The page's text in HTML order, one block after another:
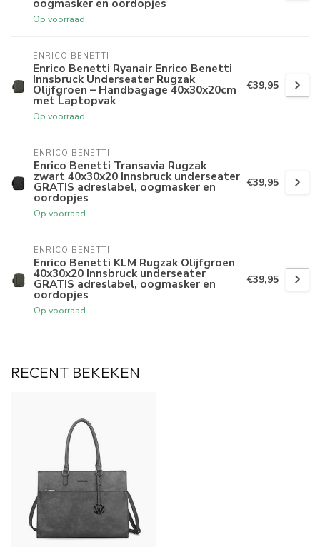
oogmasker en oordopjes
Op voorraad
ENRICO BENETTI
Enrico Benetti Ryanair Enrico Benetti
Innsbruck Underseater Rugzak
Olijfgroen – Handbagage 40x30x20cm
met Laptopvak
Op voorraad
€39,95
ENRICO BENETTI
Enrico Benetti Transavia Rugzak
zwart 40x30x20 Innsbruck underseater
GRATIS adreslabel, oogmasker en
oordopjes
Op voorraad
€39,95
ENRICO BENETTI
Enrico Benetti KLM Rugzak Olijfgroen
40x30x20 Innsbruck underseater
GRATIS adreslabel, oogmasker en
oordopjes
Op voorraad
€39,95
RECENT BEKEKEN